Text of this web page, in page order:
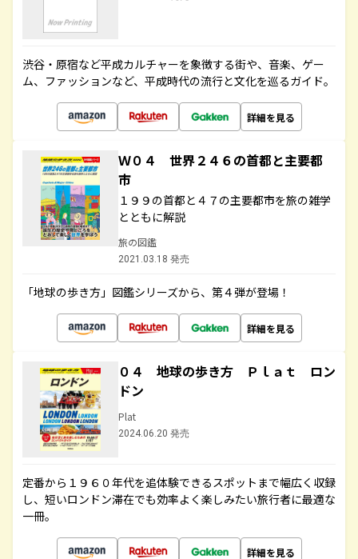
渋谷・原宿など平成カルチャーを象徴する街や、音楽、ゲー
ム、ファッションなど、平成時代の流行と文化を巡るガイド。
詳細を見る
Ｗ０４ 世界２４６の首都と主要都
市
１９９の首都と４７の主要都市を旅の雑学
とともに解説
旅の図鑑
2021.03.18 発売
「地球の歩き方」図鑑シリーズから、第４弾が登場！
詳細を見る
０４ 地球の歩き方 Ｐｌａｔ ロン
ドン
Plat
2024.06.20 発売
定番から１９６０年代を追体験できるスポットまで幅広く収録
し、短いロンドン滞在でも効率よく楽しみたい旅行者に最適な
一冊。
詳細を見る